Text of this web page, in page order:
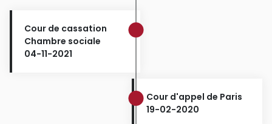
Cour de cassation
Chambre sociale
04-11-2021
Cour d'appel de Paris
19-02-2020